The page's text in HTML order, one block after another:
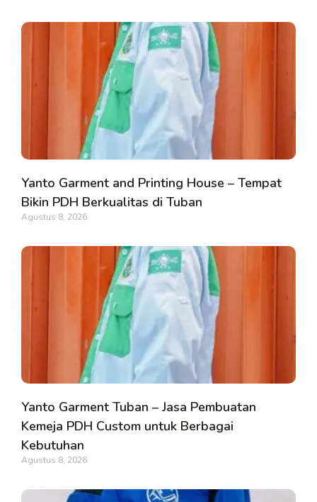
Yanto Garment and Printing House – Tempat
Bikin PDH Berkualitas di Tuban
Agustus 8, 2026
Yanto Garment Tuban – Jasa Pembuatan
Kemeja PDH Custom untuk Berbagai
Kebutuhan
Agustus 8, 2026